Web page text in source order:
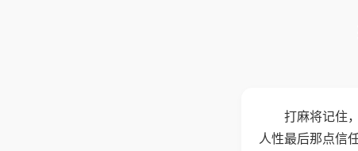
打麻将记住
人性最后那点信任